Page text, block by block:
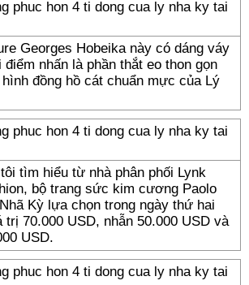
Georges Hobeika này có dáng váy
nhấn là phần thắt eo thon gọn
đồng hồ cát chuẩn mực của Lý
tìm hiểu từ nhà phân phối Lynk
bộ trang sức kim cương Paolo
Kỳ lựa chọn trong ngày thứ hai
trị 70.000 USD, nhẫn 50.000 USD và
USD.